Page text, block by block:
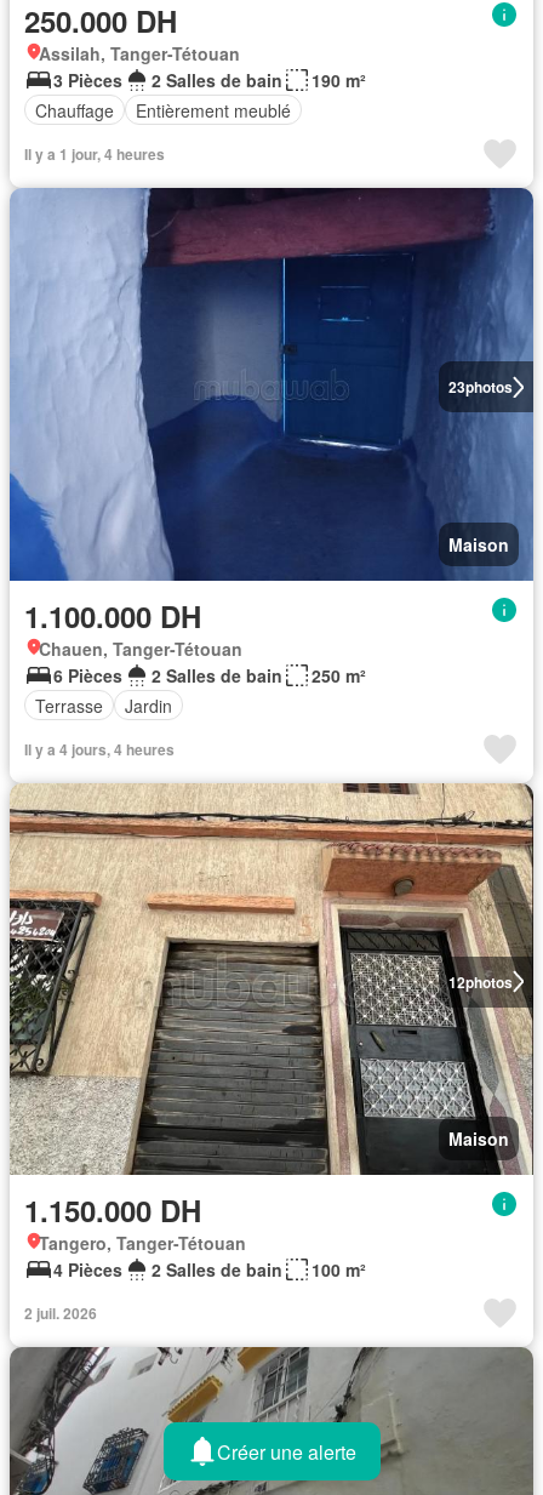
250.000 DH
Assilah, Tanger-Tétouan
3 Pièces
2 Salles de bain
190 m²
Chauffage
Entièrement meublé
Il y a 1 jour, 4 heures
23photos
Maison
1.100.000 DH
Chauen, Tanger-Tétouan
6 Pièces
2 Salles de bain
250 m²
Terrasse
Jardin
Il y a 4 jours, 4 heures
12photos
Maison
1.150.000 DH
Tangero, Tanger-Tétouan
4 Pièces
2 Salles de bain 100 m²
2 juil. 2026
Créer une alerte